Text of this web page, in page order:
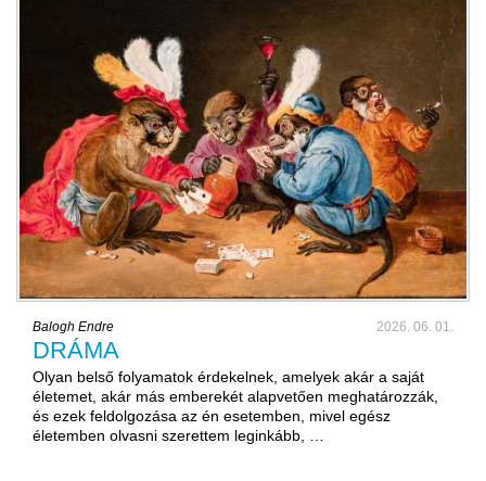
Balogh Endre 2026. 06. 01.
DRÁMA
Olyan belső folyamatok érdekelnek, amelyek akár a saját
életemet, akár más emberekét alapvetően meghatározzák,
és ezek feldolgozása az én esetemben, mivel egész
életemben olvasni szerettem leginkább, …